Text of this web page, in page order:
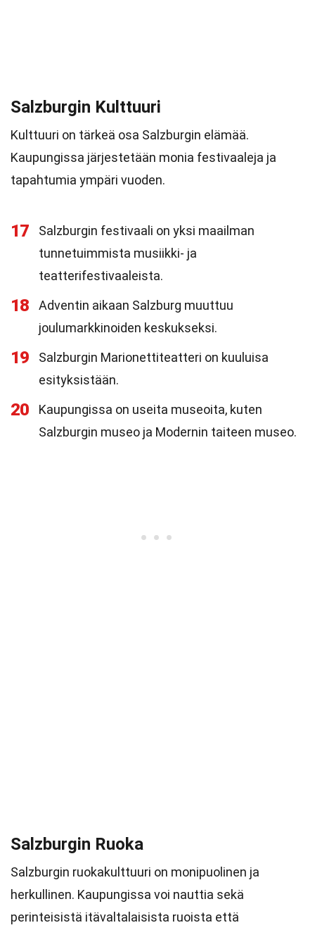
Salzburgin Kulttuuri
Kulttuuri on tärkeä osa Salzburgin elämää.
Kaupungissa järjestetään monia festivaaleja ja
tapahtumia ympäri vuoden.
17
Salzburgin festivaali on yksi maailman
tunnetuimmista musiikki- ja
teatterifestivaaleista.
18
Adventin aikaan Salzburg muuttuu
joulumarkkinoiden keskukseksi.
19
Salzburgin Marionettiteatteri on kuuluisa
esityksistään.
20
Kaupungissa on useita museoita, kuten
Salzburgin museo ja Modernin taiteen museo.
Salzburgin Ruoka
Salzburgin ruokakulttuuri on monipuolinen ja
herkullinen. Kaupungissa voi nauttia sekä
perinteisistä itävaltalaisista ruoista että